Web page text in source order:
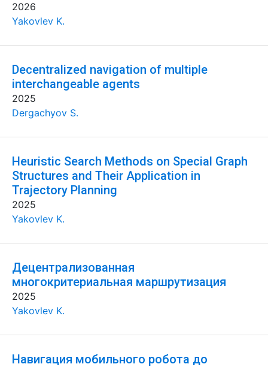
2026
Yakovlev K.
Decentralized navigation of multiple
interchangeable agents
2025
Dergachyov S.
Heuristic Search Methods on Special Graph
Structures and Their Application in
Trajectory Planning
2025
Yakovlev K.
Децентрализованная
многокритериальная маршрутизация
2025
Yakovlev K.
Навигация мобильного робота до